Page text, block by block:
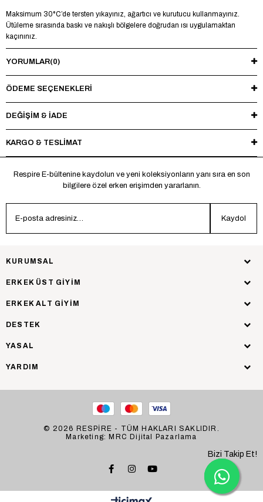
Maksimum 30°C’de tersten yıkayınız, ağartıcı ve kurutucu kullanmayınız.
Ütüleme sırasında baskı ve nakışlı bölgelere doğrudan ısı uygulamaktan
kaçınınız.
YORUMLAR(0)
ÖDEME SEÇENEKLERI
DEĞİŞİM & İADE
KARGO & TESLİMAT
Respire E-bültenine kaydolun ve yeni koleksiyonların yanı sıra en son
bilgilere özel erken erişimden yararlanın.
Kaydol
KURUMSAL
ERKEK ÜST GİYİM
ERKEK ALT GİYİM
DESTEK
YASAL
YARDIM
© 2026 RESPİRE - TÜM HAKLARI SAKLIDIR.
Marketing: MRC Dijital Pazarlama
Bizi Takip Et!